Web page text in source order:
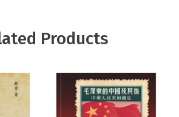
Products